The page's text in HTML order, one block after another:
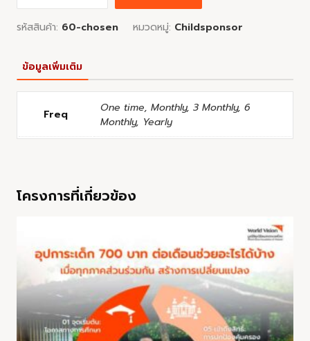
รหัสสินค้า: 60-chosen หมวดหมู่: Childsponsor
ข้อมูลเพิ่มเติม
Freq
One time, Monthly, 3 Monthly, 6
Monthly, Yearly
โครงการที่เกี่ยวข้อง